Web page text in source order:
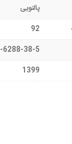
پالتویی
92
6288-38-5
1399